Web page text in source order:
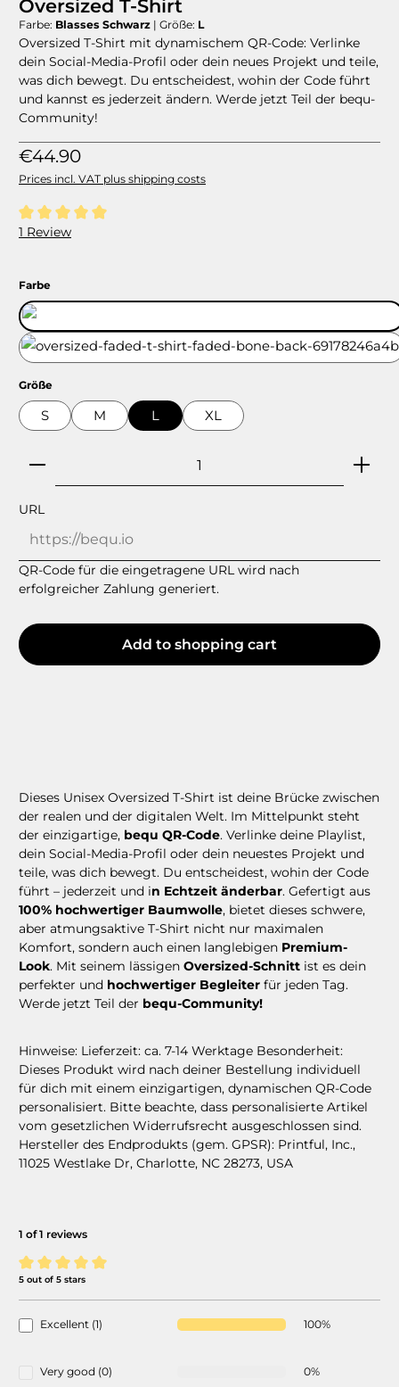
Oversized T-Shirt
Farbe: Blasses Schwarz | Größe: L
Oversized T-Shirt mit dynamischem QR-Code: Verlinke
dein Social-Media-Profil oder dein neues Projekt und teile,
was dich bewegt. Du entscheidest, wohin der Code führt
und kannst es jederzeit ändern. Werde jetzt Teil der bequ-
Community!
Regular price:
€44.90
Prices incl. VAT plus shipping costs
Average rating of 5 out of 5 stars
1 Review
Select
Farbe
Select
Größe
S M L XL
Product Quantity: Enter the desired amount
URL
QR-Code für die eingetragene URL wird nach
erfolgreicher Zahlung generiert.
Add to shopping cart
Dieses Unisex Oversized T-Shirt ist deine Brücke zwischen
der realen und der digitalen Welt. Im Mittelpunkt steht
der einzigartige, bequ QR-Code. Verlinke deine Playlist,
dein Social-Media-Profil oder dein neuestes Projekt und
teile, was dich bewegt. Du entscheidest, wohin der Code
führt – jederzeit und in Echtzeit änderbar. Gefertigt aus
100% hochwertiger Baumwolle, bietet dieses schwere,
aber atmungsaktive T-Shirt nicht nur maximalen
Komfort, sondern auch einen langlebigen Premium-
Look. Mit seinem lässigen Oversized-Schnitt ist es dein
perfekter und hochwertiger Begleiter für jeden Tag.
Werde jetzt Teil der bequ-Community!
Hinweise: Lieferzeit: ca. 7-14 Werktage Besonderheit:
Dieses Produkt wird nach deiner Bestellung individuell
für dich mit einem einzigartigen, dynamischen QR-Code
personalisiert. Bitte beachte, dass personalisierte Artikel
vom gesetzlichen Widerrufsrecht ausgeschlossen sind.
Hersteller des Endprodukts (gem. GPSR): Printful, Inc.,
11025 Westlake Dr, Charlotte, NC 28273, USA
1 of 1 reviews
Average rating of 5 out of 5 stars
5 out of 5 stars
Excellent (1) 100%
Very good (0) 0%